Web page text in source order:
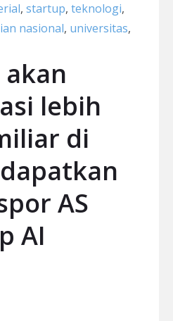
, startup, teknologi,
nasional, universitas,
lebih
di
AS
AI